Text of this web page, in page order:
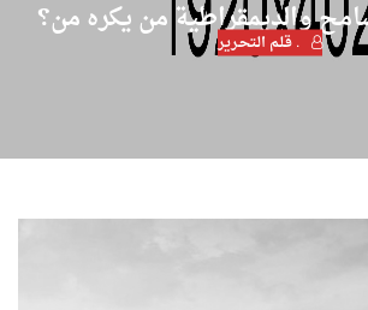
والديمقراطية من يكره من؟
. قـلـم الـتحـرير